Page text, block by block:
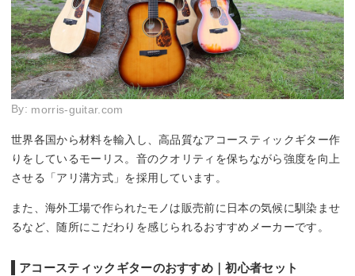
By: morris-guitar.com
世界各国から材料を輸入し、高品質なアコースティックギター作
りをしているモーリス。音のクオリティを保ちながら強度を向上
させる「アリ溝方式」を採用しています。
また、海外工場で作られたモノは販売前に日本の気候に馴染ませ
るなど、随所にこだわりを感じられるおすすめメーカーです。
アコースティックギターのおすすめ｜初心者セット